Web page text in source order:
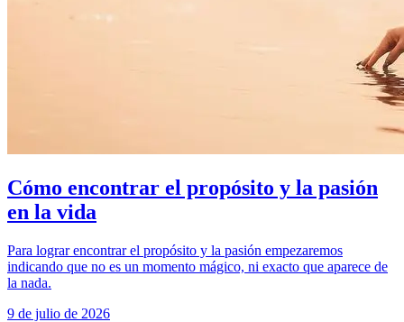
Cómo encontrar el propósito y la pasión
en la vida
Para lograr encontrar el propósito y la pasión empezaremos
indicando que no es un momento mágico, ni exacto que aparece de
la nada.
9 de julio de 2026